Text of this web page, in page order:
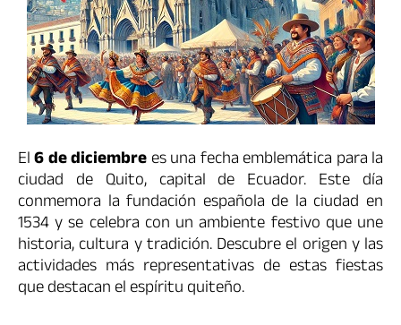
El6 de diciembrees una fecha emblemática para la
ciudad de Quito, capital de Ecuador. Este día
conmemora la fundación española de la ciudad en
1534 y se celebra con un ambiente festivo que une
historia, cultura y tradición. Descubre el origen y las
actividades más representativas de estas fiestas
que destacan el espíritu quiteño.